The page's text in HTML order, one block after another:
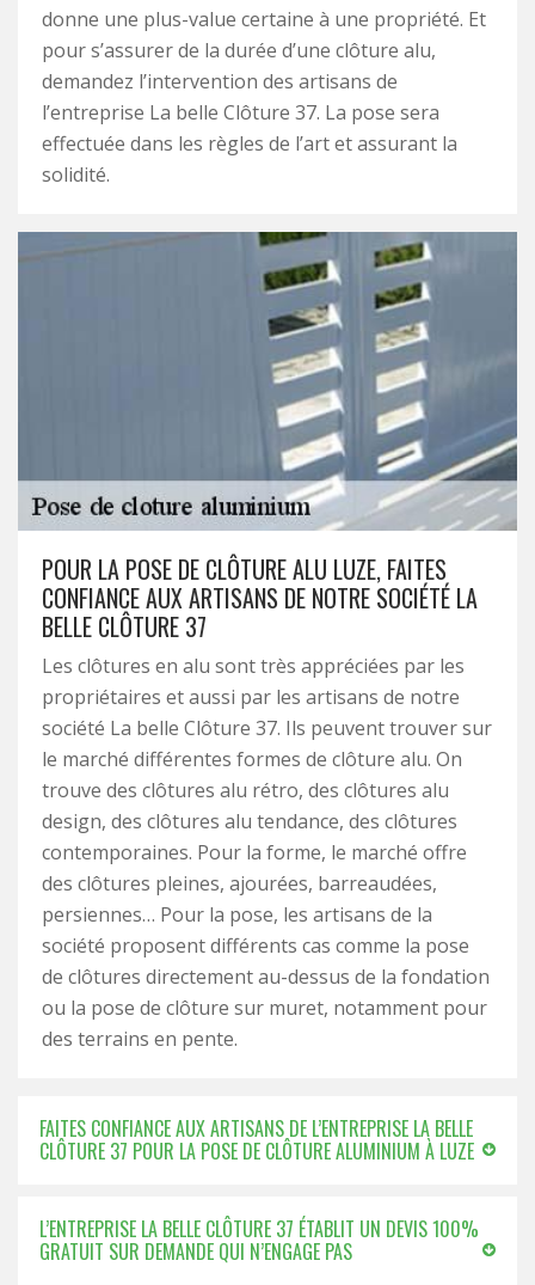
donne une plus-value certaine à une propriété. Et
pour s’assurer de la durée d’une clôture alu,
demandez l’intervention des artisans de
l’entreprise La belle Clôture 37. La pose sera
effectuée dans les règles de l’art et assurant la
solidité.
POUR LA POSE DE CLÔTURE ALU LUZE, FAITES
CONFIANCE AUX ARTISANS DE NOTRE SOCIÉTÉ LA
BELLE CLÔTURE 37
Les clôtures en alu sont très appréciées par les
propriétaires et aussi par les artisans de notre
société La belle Clôture 37. Ils peuvent trouver sur
le marché différentes formes de clôture alu. On
trouve des clôtures alu rétro, des clôtures alu
design, des clôtures alu tendance, des clôtures
contemporaines. Pour la forme, le marché offre
des clôtures pleines, ajourées, barreaudées,
persiennes… Pour la pose, les artisans de la
société proposent différents cas comme la pose
de clôtures directement au-dessus de la fondation
ou la pose de clôture sur muret, notamment pour
des terrains en pente.
FAITES CONFIANCE AUX ARTISANS DE L’ENTREPRISE LA BELLE
CLÔTURE 37 POUR LA POSE DE CLÔTURE ALUMINIUM À LUZE
L’ENTREPRISE LA BELLE CLÔTURE 37 ÉTABLIT UN DEVIS 100%
GRATUIT SUR DEMANDE QUI N’ENGAGE PAS